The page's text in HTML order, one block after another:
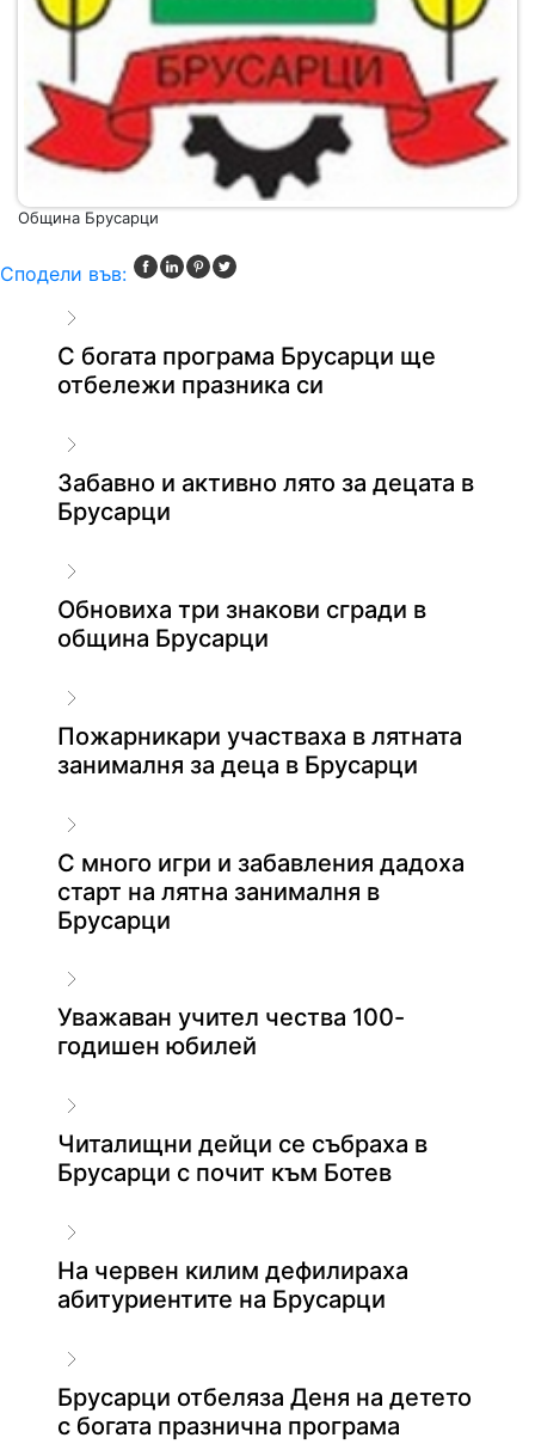
Община Брусарци
Сподели във:
С богата програма Брусарци ще
отбележи празника си
Забавно и активно лято за децата в
Брусарци
Обновиха три знакови сгради в
община Брусарци
Пожарникари участваха в лятната
занималня за деца в Брусарци
С много игри и забавления дадоха
старт на лятна занималня в
Брусарци
Уважаван учител чества 100-
годишен юбилей
Читалищни дейци се събраха в
Брусарци с почит към Ботев
На червен килим дефилираха
абитуриентите на Брусарци
Брусарци отбеляза Деня на детето
с богата празнична програма